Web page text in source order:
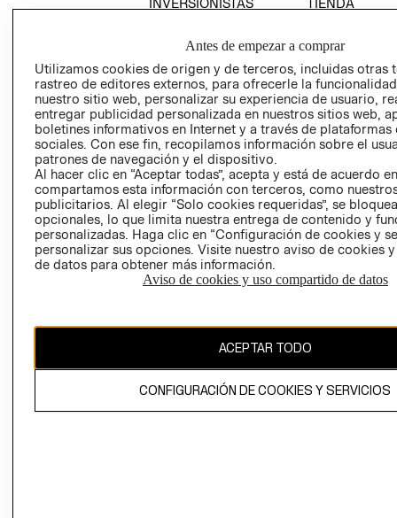
INVERSIONISTAS
EMPRESARIAL
TIENDA
CONDICIONES
AVISO DE
PRIVACIDAD
GIFT CARD
AVISO DE
El contenido de esta página web está protegido por copyright y es
Antes de empezar a comprar
Utilizamos cookies de origen y de terceros, incluidas otras
rastreo de editores externos, para ofrecerle la
nuestro sitio web, personalizar su experiencia de usuario,
entregar publicidad personalizada en nuestros sitios web,
boletines informativos en Internet y a través de plataformas
sociales. Con ese fin, recopilamos información sobre el
patrones de navegación y el dispositivo.
Al hacer clic en “Aceptar todas”, acepta y está de acuerdo
compartamos esta información con terceros, como
publicitarios. Al elegir “Solo cookies requeridas”, se
opcionales, lo que limita nuestra entrega de contenido y
personalizadas. Haga clic en “Configuración de cookies y
personalizar sus opciones. Visite nuestro aviso de cookies
de datos para obtener más información.
Aviso de cookies y uso compartido de datos
ACEPTAR TODO
CONFIGURACIÓN DE COOKIES Y SERVICIOS